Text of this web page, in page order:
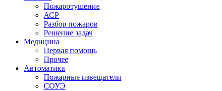
Пожаротушение
АСР
Разбор пожаров
Решение задач
Медицина
Первая помощь
Прочее
Автоматика
Пожарные извещатели
СОУЭ